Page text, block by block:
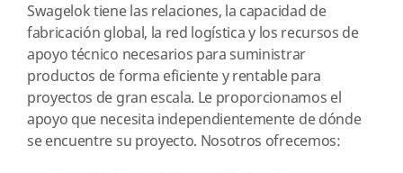
Swagelok tiene las relaciones, la capacidad de
fabricación global, la red logística y los recursos de
apoyo técnico necesarios para suministrar
productos de forma eficiente y rentable para
proyectos de gran escala. Le proporcionamos el
apoyo que necesita independientemente de dónde
se encuentre su proyecto. Nosotros ofrecemos: